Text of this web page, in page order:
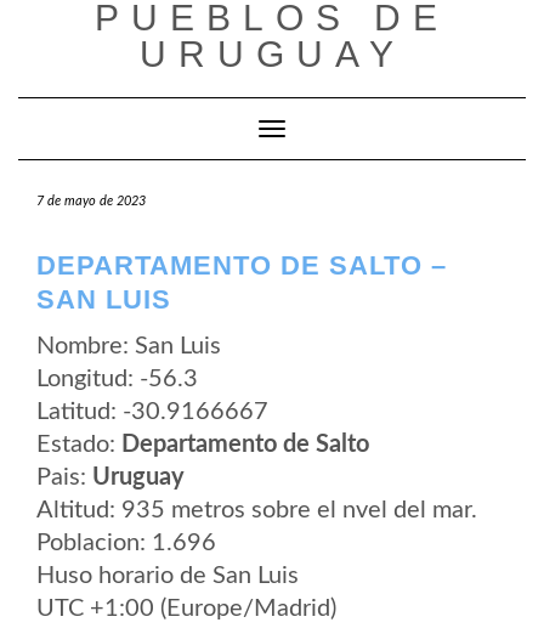
PUEBLOS DE
URUGUAY
Cambiar modo de navegación
7 de mayo de 2023
DEPARTAMENTO DE SALTO –
SAN LUIS
Nombre: San Luis
Longitud: -56.3
Latitud: -30.9166667
Estado: Departamento de Salto
Pais: Uruguay
Altitud: 935 metros sobre el nvel del mar.
Poblacion: 1.696
Huso horario de San Luis
UTC +1:00 (Europe/Madrid)